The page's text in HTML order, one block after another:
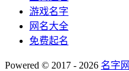
游戏名字
网名大全
免费起名
Powered © 2017 - 2026 名字网